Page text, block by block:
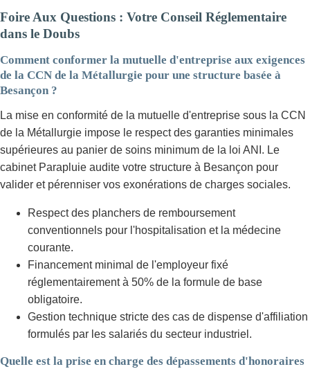
Foire Aux Questions : Votre Conseil Réglementaire
dans le Doubs
Comment conformer la mutuelle d'entreprise aux exigences
de la CCN de la Métallurgie pour une structure basée à
Besançon ?
La mise en conformité de la mutuelle d'entreprise sous la CCN
de la Métallurgie impose le respect des garanties minimales
supérieures au panier de soins minimum de la loi ANI. Le
cabinet Parapluie audite votre structure à Besançon pour
valider et pérenniser vos exonérations de charges sociales.
Respect des planchers de remboursement
conventionnels pour l'hospitalisation et la médecine
courante.
Financement minimal de l'employeur fixé
réglementairement à 50% de la formule de base
obligatoire.
Gestion technique stricte des cas de dispense d'affiliation
formulés par les salariés du secteur industriel.
Quelle est la prise en charge des dépassements d'honoraires